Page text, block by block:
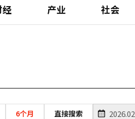
经 产业 社会
6个月 直接搜索